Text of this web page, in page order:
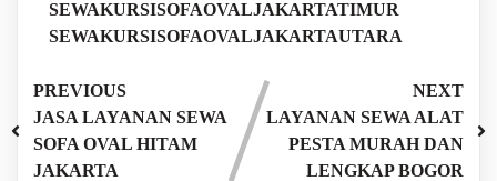
SEWAKURSISOFAOVALJAKARTATIMUR
SEWAKURSISOFAOVALJAKARTAUTARA
PREVIOUS
JASA LAYANAN SEWA
SOFA OVAL HITAM
JAKARTA
NEXT
LAYANAN SEWA ALAT
PESTA MURAH DAN
LENGKAP BOGOR